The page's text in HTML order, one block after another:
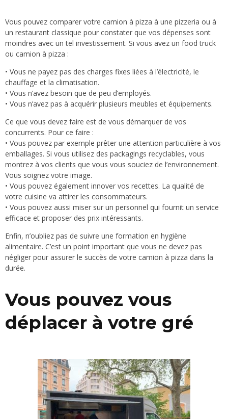
Vous pouvez comparer votre camion à pizza à une pizzeria ou à
un restaurant classique pour constater que vos dépenses sont
moindres avec un tel investissement. Si vous avez un food truck
ou camion à pizza :
• Vous ne payez pas des charges fixes liées à l’électricité, le
chauffage et la climatisation.
• Vous n’avez besoin que de peu d’employés.
• Vous n’avez pas à acquérir plusieurs meubles et équipements.
Ce que vous devez faire est de vous démarquer de vos
concurrents. Pour ce faire :
• Vous pouvez par exemple prêter une attention particulière à vos
emballages. Si vous utilisez des packagings recyclables, vous
montrez à vos clients que vous vous souciez de l’environnement.
Vous soignez votre image.
• Vous pouvez également innover vos recettes. La qualité de
votre cuisine va attirer les consommateurs.
• Vous pouvez aussi miser sur un personnel qui fournit un service
efficace et proposer des prix intéressants.
Enfin, n’oubliez pas de suivre une formation en hygiène
alimentaire. C’est un point important que vous ne devez pas
négliger pour assurer le succès de votre camion à pizza dans la
durée.
Vous pouvez vous
déplacer à votre gré